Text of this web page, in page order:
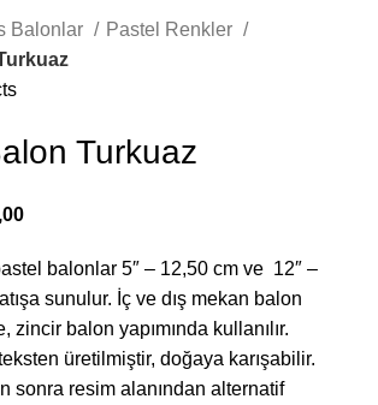
Balonlar
Pastel Renkler
Turkuaz
balonlar 5″ – 12,50 cm ve 12″ –
sunulur. İç ve dış mekan balon
zincir balon yapımında kullanılır.
üretilmiştir, doğaya karışabilir.
sonra resim alanından alternatif